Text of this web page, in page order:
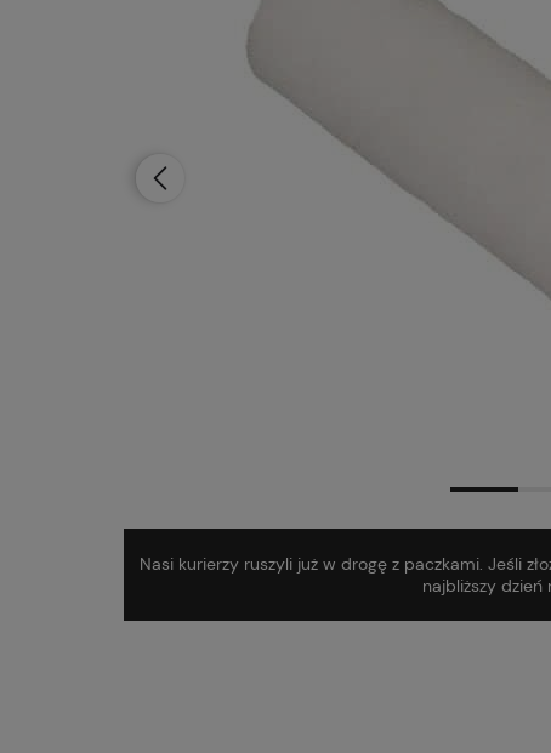
Nasi kurierzy ruszyli już w drogę z paczkami. Jeśli
najbliższy dzień